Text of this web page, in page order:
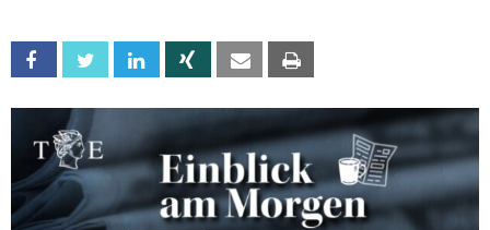
Facebook Twitter Linkedin Xing Email